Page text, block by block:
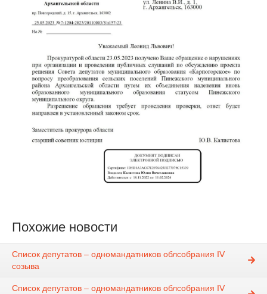
Похожие новости
Список депутатов – одномандатников облсобрания IV
созыва
Список депутатов – одномандатников облсобрания IV